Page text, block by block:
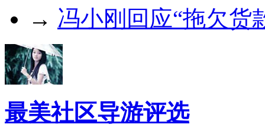
→ 冯小刚回应“拖欠货
最美社区导游评选